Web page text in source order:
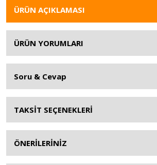
ÜRÜN AÇIKLAMASI
ÜRÜN YORUMLARI
Soru & Cevap
TAKSİT SEÇENEKLERİ
ÖNERİLERİNİZ